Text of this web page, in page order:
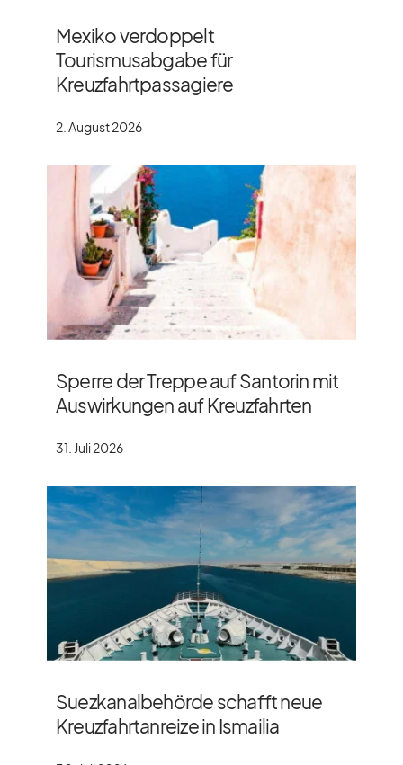
Mexiko verdoppelt
Tourismusabgabe für
Kreuzfahrtpassagiere
2. August 2026
Sperre der Treppe auf Santorin mit
Auswirkungen auf Kreuzfahrten
31. Juli 2026
Suezkanalbehörde schafft neue
Kreuzfahrtanreize in Ismailia